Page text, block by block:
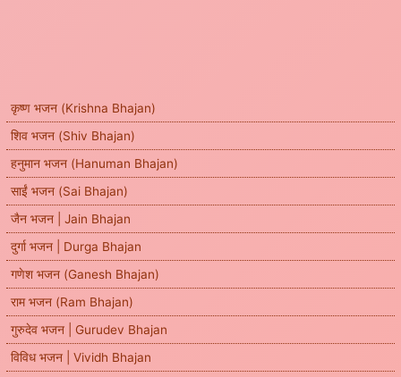
कृष्ण भजन (Krishna Bhajan)
शिव भजन (Shiv Bhajan)
हनुमान भजन (Hanuman Bhajan)
साईं भजन (Sai Bhajan)
जैन भजन | Jain Bhajan
दुर्गा भजन | Durga Bhajan
गणेश भजन (Ganesh Bhajan)
राम भजन (Ram Bhajan)
गुरुदेव भजन | Gurudev Bhajan
विविध भजन | Vividh Bhajan